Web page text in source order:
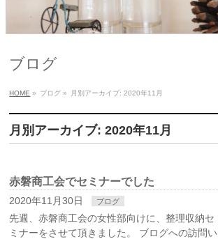
ブログ
HOME » ブログ » 月別アーカイブ: 2020年11月
月別アーカイブ: 2020年11月
赤磐商工会でセミナーでした
2020年11月30日 ブログ
先週、赤磐商工会の女性部向けに、整理収納セ
ミナーをさせて頂きました。 ブログへの訪問い